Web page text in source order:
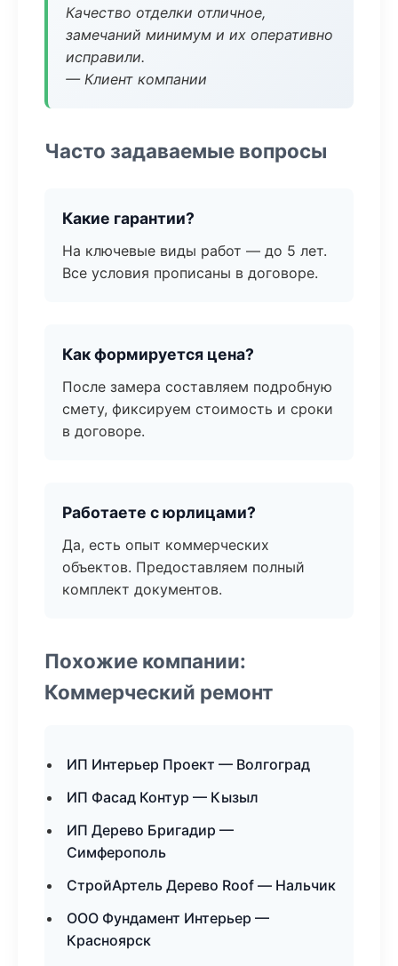
Качество отделки отличное,
замечаний минимум и их оперативно
исправили.
— Клиент компании
Часто задаваемые вопросы
Какие гарантии?
На ключевые виды работ — до 5 лет.
Все условия прописаны в договоре.
Как формируется цена?
После замера составляем подробную
смету, фиксируем стоимость и сроки
в договоре.
Работаете с юрлицами?
Да, есть опыт коммерческих
объектов. Предоставляем полный
комплект документов.
Похожие компании:
Коммерческий ремонт
ИП Интерьер Проект — Волгоград
ИП Фасад Контур — Кызыл
ИП Дерево Бригадир —
Симферополь
СтройАртель Дерево Roof — Нальчик
ООО Фундамент Интерьер —
Красноярск